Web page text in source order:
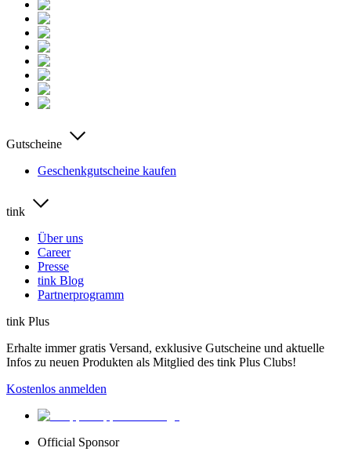
Gutscheine
Geschenkgutscheine kaufen
tink
Über uns
Career
Presse
tink Blog
Partnerprogramm
tink Plus
Erhalte immer gratis Versand, exklusive Gutscheine und aktuelle
Infos zu neuen Produkten als Mitglied des tink Plus Clubs!
Kostenlos anmelden
Official Sponsor